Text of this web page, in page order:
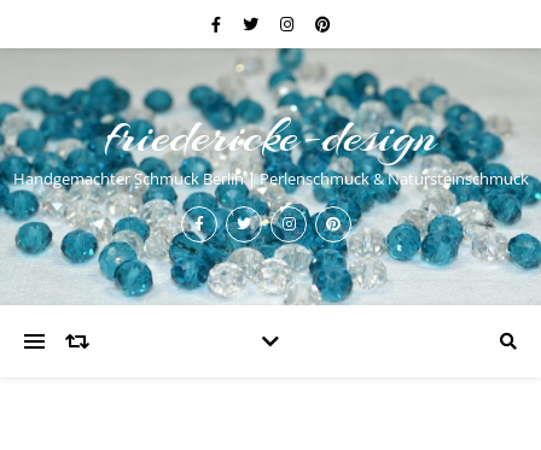
friedericke-design
Handgemachter Schmuck Berlin | Perlenschmuck & Natursteinschmuck